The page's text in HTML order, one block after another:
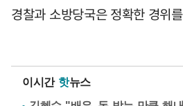
경찰과 소방당국은 정확한 경위
이시간 핫뉴스